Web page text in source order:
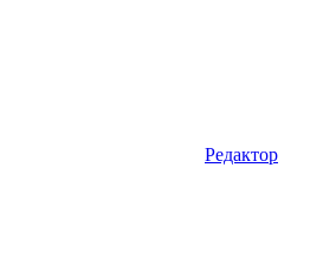
Редактор